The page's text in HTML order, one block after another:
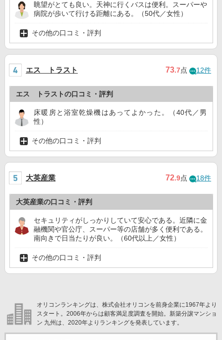
眺望がとても良い。天神に行くバスは便利。スーパーや
病院が歩いて行ける距離にある。（50代／女性）
その他の口コミ・評判
エス トラスト 73.7点 12件
エス トラストの口コミ・評判
床暖房と浴室乾燥機はあってよかった。（40代／男
性）
その他の口コミ・評判
大英産業 72.9点 18件
大英産業の口コミ・評判
セキュリティがしっかりしていて安心である。近隣に金
融機関や官公庁、スーパー等の店舗が多く便利である。
南向きで日当たりが良い。（60代以上／女性）
その他の口コミ・評判
オリコンランキングは、株式会社オリコンを前身企業に1967年より
スタート。2006年からは顧客満足度調査を開始。新築分譲マンショ
ン 九州は、2020年よりランキングを発表しています。